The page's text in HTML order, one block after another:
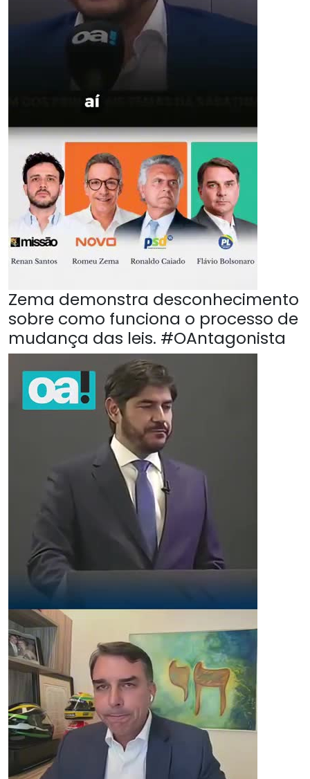
Zema demonstra desconhecimento
sobre como funciona o processo de
mudança das leis. #OAntagonista